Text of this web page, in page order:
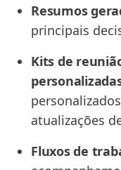
Resumos
principais
Kits de
atualizações
Fluxos de